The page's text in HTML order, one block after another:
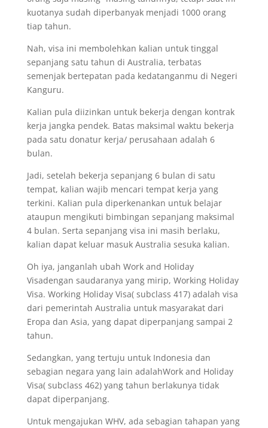
kuotanya sudah diperbanyak menjadi 1000 orang
tiap tahun.
Nah, visa ini membolehkan kalian untuk tinggal
sepanjang satu tahun di Australia, terbatas
semenjak bertepatan pada kedatanganmu di Negeri
Kanguru.
Kalian pula diizinkan untuk bekerja dengan kontrak
kerja jangka pendek. Batas maksimal waktu bekerja
pada satu donatur kerja/ perusahaan adalah 6
bulan.
Jadi, setelah bekerja sepanjang 6 bulan di satu
tempat, kalian wajib mencari tempat kerja yang
terkini. Kalian pula diperkenankan untuk belajar
ataupun mengikuti bimbingan sepanjang maksimal
4 bulan. Serta sepanjang visa ini masih berlaku,
kalian dapat keluar masuk Australia sesuka kalian.
Oh iya, janganlah ubah Work and Holiday
Visadengan saudaranya yang mirip, Working Holiday
Visa. Working Holiday Visa( subclass 417) adalah visa
dari pemerintah Australia untuk masyarakat dari
Eropa dan Asia, yang dapat diperpanjang sampai 2
tahun.
Sedangkan, yang tertuju untuk Indonesia dan
sebagian negara yang lain adalahWork and Holiday
Visa( subclass 462) yang tahun berlakunya tidak
dapat diperpanjang.
Untuk mengajukan WHV, ada sebagian tahapan yang